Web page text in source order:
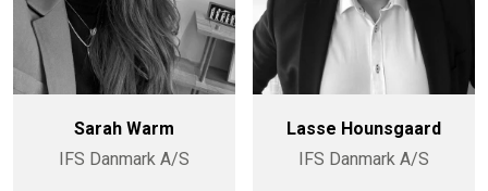
Sarah Warm
IFS Danmark A/S
Lasse Hounsgaard
IFS Danmark A/S